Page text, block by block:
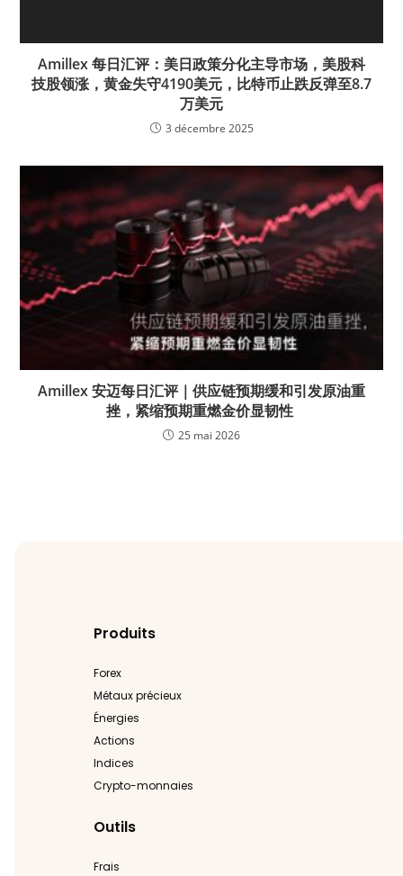
Amillex 每日汇评：美日政策分化主导市场，美股科
技股领涨，黄金失守4190美元，比特币止跌反弹至8.7
万美元
3 décembre 2025
Amillex 安迈每日汇评｜供应链预期缓和引发原油重
挫，紧缩预期重燃金价显韧性
25 mai 2026
Produits
Forex
Métaux précieux
Énergies
Actions
Indices
Crypto-monnaies
Outils
Frais